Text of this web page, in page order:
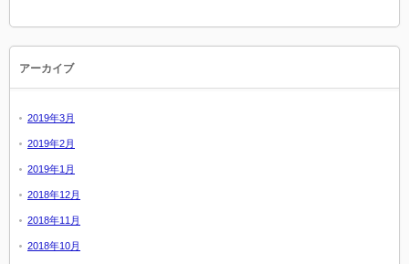
アーカイブ
2019年3月
2019年2月
2019年1月
2018年12月
2018年11月
2018年10月